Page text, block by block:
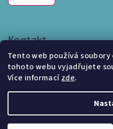
Tento web používá
tohoto webu vyjadřujete
Více informacízde.
Kontakt
info @internetparfem.cz
603 100 829